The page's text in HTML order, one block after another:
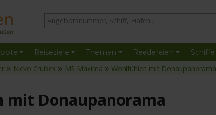
Reiseziele Themen Reedereien Schiffe
Nicko Cruises MS Maxima Wohlfühlen mit Donaupanorama
mit Donaupanorama